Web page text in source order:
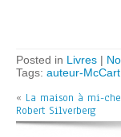
Posted in Livres |
Tags: auteur-
« La maison à mi-
Robert Silverberg